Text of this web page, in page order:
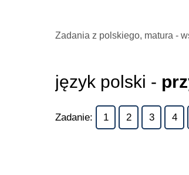
Zadania z polskiego, matura -
język polski -
Zadanie: 1 2 3 4